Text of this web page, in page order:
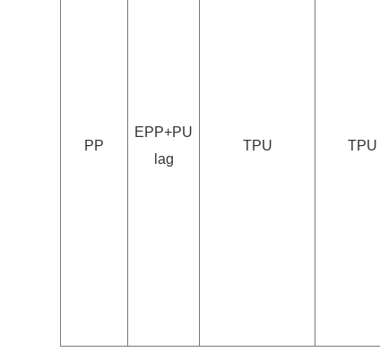
PP
EPP+PU
lag
TPU TPU